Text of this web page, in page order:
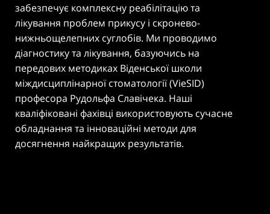
забезпечує комплексну реабілітацію та
лікування проблем прикусу і скронево-
нижньощелепних суглобів. Ми проводимо
діагностику та лікування, базуючись на
передових методиках Віденської школи
міждисциплінарної стоматології (VieSID)
професора Рудольфа Славічека. Наші
кваліфіковані фахівці використовують сучасне
обладнання та інноваційні методи для
досягнення найкращих результатів.